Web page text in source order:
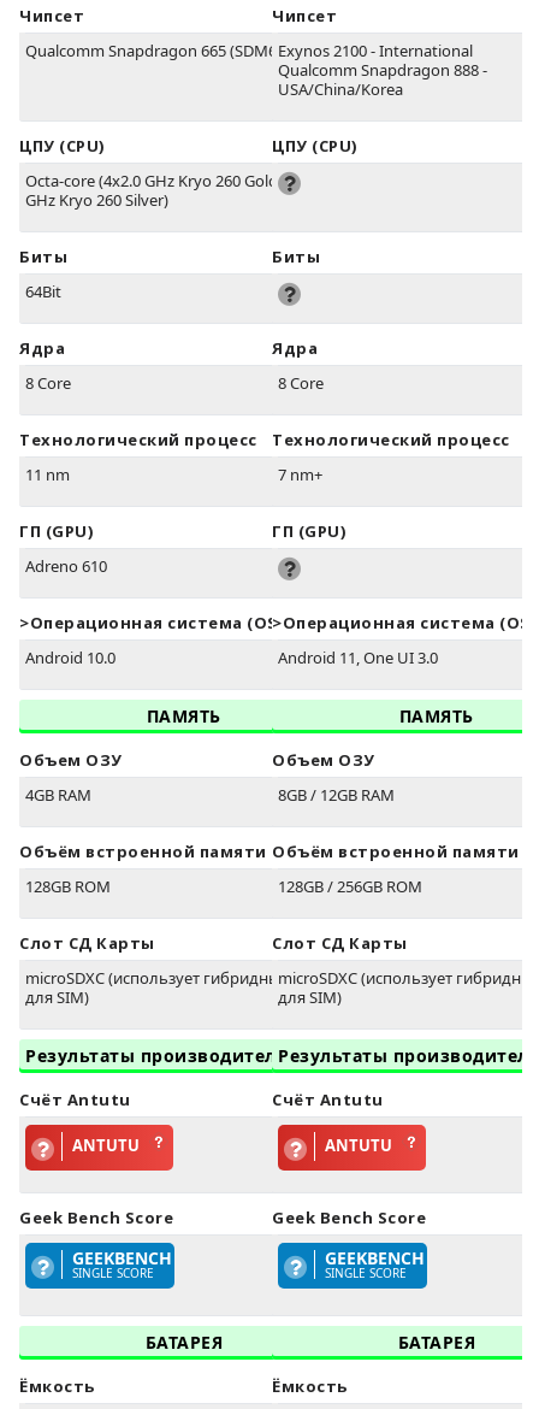
Чипсет
Qualcomm Snapdragon 665 (SDM665)
ЦПУ (CPU)
Octa-core (4x2.0 GHz Kryo 260 Gold & 4x1.8
GHz Kryo 260 Silver)
Биты
64Bit
Ядра
8 Core
Технологический процесс
11 nm
ГП (GPU)
Adreno 610
>Oперационная система (OS)
Android 10.0
ПАМЯТЬ
Объем ОЗУ
4GB RAM
Объём встроенной памяти
128GB ROM
Слот СД Карты
microSDXC (использует гибридный слот
для SIM)
Результаты производительности
Счёт Antutu
ANTUTU
Geek Bench Score
GEEKBENCH
SINGLE SCORE
БАТАРЕЯ
Ёмкость
Чипсет
Exynos 2100 - International
Qualcomm Snapdragon 888 -
USA/China/Korea
ЦПУ (CPU)
Биты
Ядра
8 Core
Технологический процесс
7 nm+
ГП (GPU)
>Oперационная система (OS)
Android 11, One UI 3.0
ПАМЯТЬ
Объем ОЗУ
8GB / 12GB RAM
Объём встроенной памяти
128GB / 256GB ROM
Слот СД Карты
microSDXC (использует
для SIM)
Результаты
Счёт Antutu
ANTUTU
Geek Bench Score
GEEKBENCH
SINGLE SCORE
БАТАРЕЯ
Ёмкость